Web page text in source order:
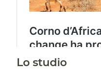
Lo studio